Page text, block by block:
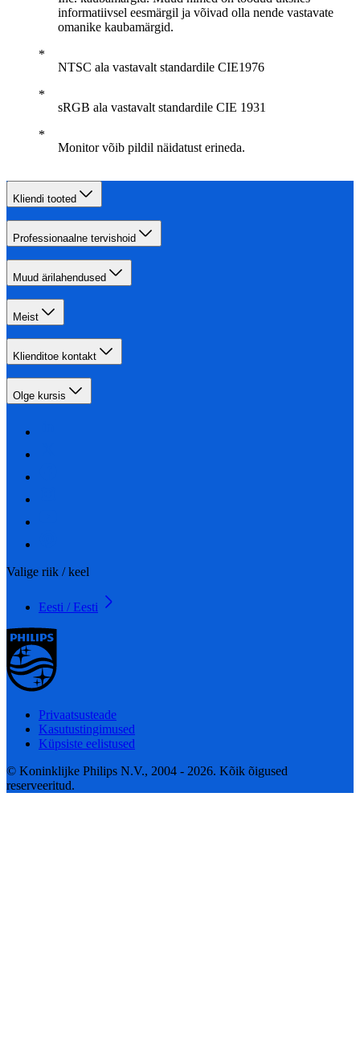
informatiivsel eesmärgil ja võivad olla nende vastavate
omanike kaubamärgid.
NTSC ala vastavalt standardile CIE1976
sRGB ala vastavalt standardile CIE 1931
Monitor võib pildil näidatust erineda.
Kliendi tooted
Professionaalne tervishoid
Muud ärilahendused
Meist
Klienditoe kontakt
Olge kursis
Valige riik / keel
Eesti / Eesti
Privaatsusteade
Kasutustingimused
Küpsiste eelistused
© Koninklijke Philips N.V., 2004 - 2026. Kõik õigused
reserveeritud.